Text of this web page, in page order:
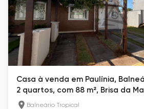
Casa à venda em Paulínia,
2 quartos, com 88 m², Brisa da
Balneário Tropical